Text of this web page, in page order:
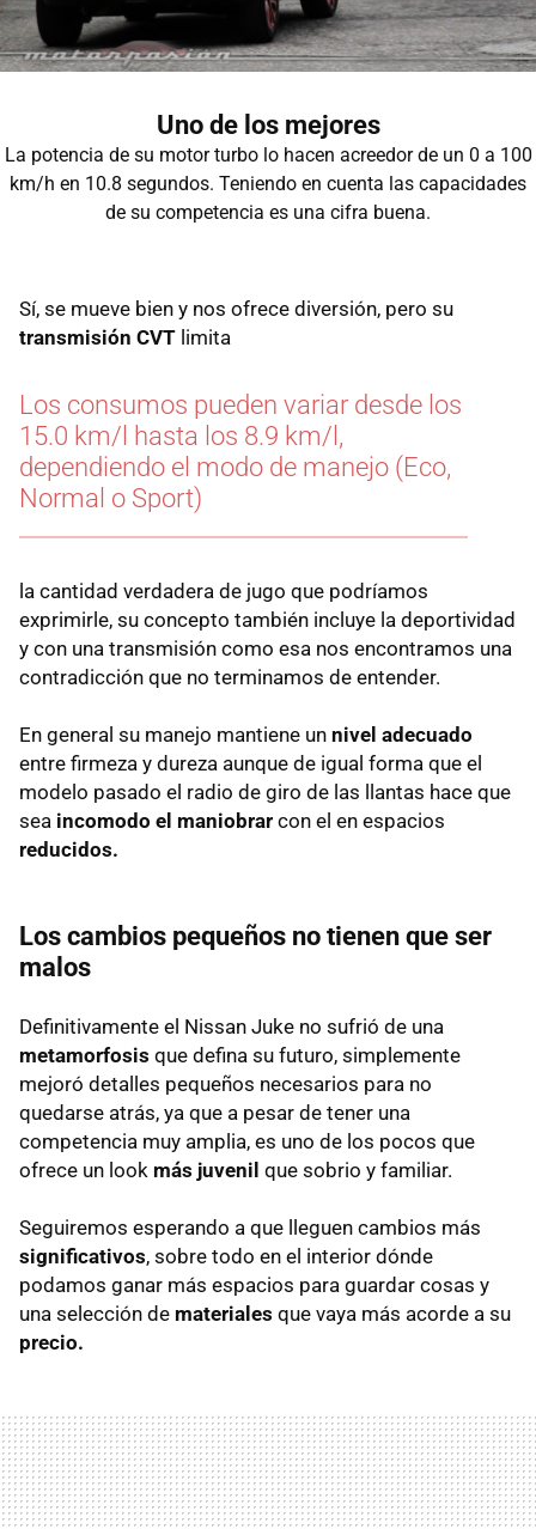
Uno de los mejores
La potencia de su motor turbo lo hacen acreedor de un 0 a 100
km/h en 10.8 segundos. Teniendo en cuenta las capacidades
de su competencia es una cifra buena.
Sí, se mueve bien y nos ofrece diversión, pero su
transmisión CVT limita
Los consumos pueden variar desde los
15.0 km/l hasta los 8.9 km/l,
dependiendo el modo de manejo (Eco,
Normal o Sport)
la cantidad verdadera de jugo que podríamos
exprimirle, su concepto también incluye la deportividad
y con una transmisión como esa nos encontramos una
contradicción que no terminamos de entender.
En general su manejo mantiene un nivel adecuado
entre firmeza y dureza aunque de igual forma que el
modelo pasado el radio de giro de las llantas hace que
sea incomodo el maniobrar con el en espacios
reducidos.
Los cambios pequeños no tienen que ser
malos
Definitivamente el Nissan Juke no sufrió de una
metamorfosis que defina su futuro, simplemente
mejoró detalles pequeños necesarios para no
quedarse atrás, ya que a pesar de tener una
competencia muy amplia, es uno de los pocos que
ofrece un look más juvenil que sobrio y familiar.
Seguiremos esperando a que lleguen cambios más
significativos, sobre todo en el interior dónde
podamos ganar más espacios para guardar cosas y
una selección de materiales que vaya más acorde a su
precio.